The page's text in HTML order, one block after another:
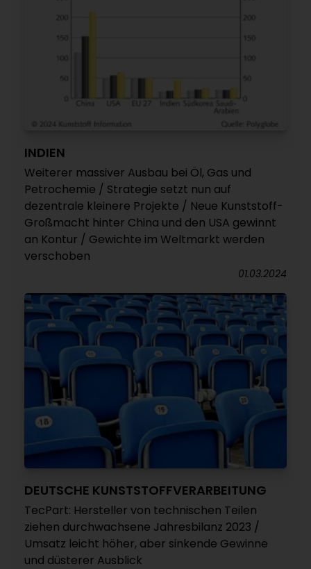
INDIEN
Weiterer massiver Ausbau bei Öl, Gas und
Petrochemie / Strategie setzt nun auf
dezentrale kleinere Projekte / Neue Kunststoff-
Großmacht hinter China und den USA gewinnt
an Kontur / Gewichte im Weltmarkt werden
verschoben
01.03.2024
DEUTSCHE KUNSTSTOFFVERARBEITUNG
TecPart: Hersteller von technischen Teilen
ziehen durchwachsene Jahresbilanz 2023 /
Umsatz leicht höher, aber sinkende Gewinne
und düsterer Ausblick